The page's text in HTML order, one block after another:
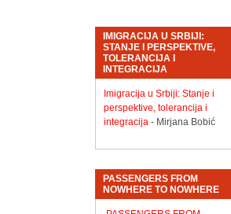
IMIGRACIJA U SRBIJI:
STANJE I PERSPEKTIVE,
TOLERANCIJA I
INTEGRACIJA
Imigracija u Srbiji: Stanje i
perspektive, tolerancija i
integracija- Mirjana Bobić
PASSENGERS FROM
NOWHERE TO NOWHERE